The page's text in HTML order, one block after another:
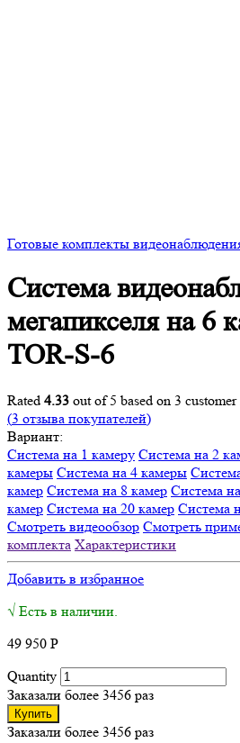
Готовые комплекты
Система
мегапикселя на 6
TOR-S-6
Rated 4.33 out of 5 based on 3
(3 отзыва покупателей)
Вариант:
Система на 1 камеру Система на 2
камеры Система на 4 камеры
камер Система на 8 камер Система
камер Система на 20 камер Система
Смотреть видеообзор Смотреть
комплекта Характеристики
Добавить в избранное
√ Есть в наличии.
49 950 Р
Quantity
Заказали более 3456 раз
Купить
Заказали более 3456 раз